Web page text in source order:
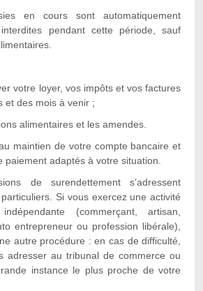
en cours sont automatiquement
pendant cette période, sauf
votre loyer, vos impôts et vos factures
et des mois à venir ;
alimentaires et les amendes.
maintien de votre compte bancaire et
paiement adaptés à votre situation.
de surendettement s’adressent
Si vous exercez une activité
indépendante (commerçant, artisan,
entrepreneur ou profession libérale),
autre procédure : en cas de difficulté,
adresser au tribunal de commerce ou
instance le plus proche de votre